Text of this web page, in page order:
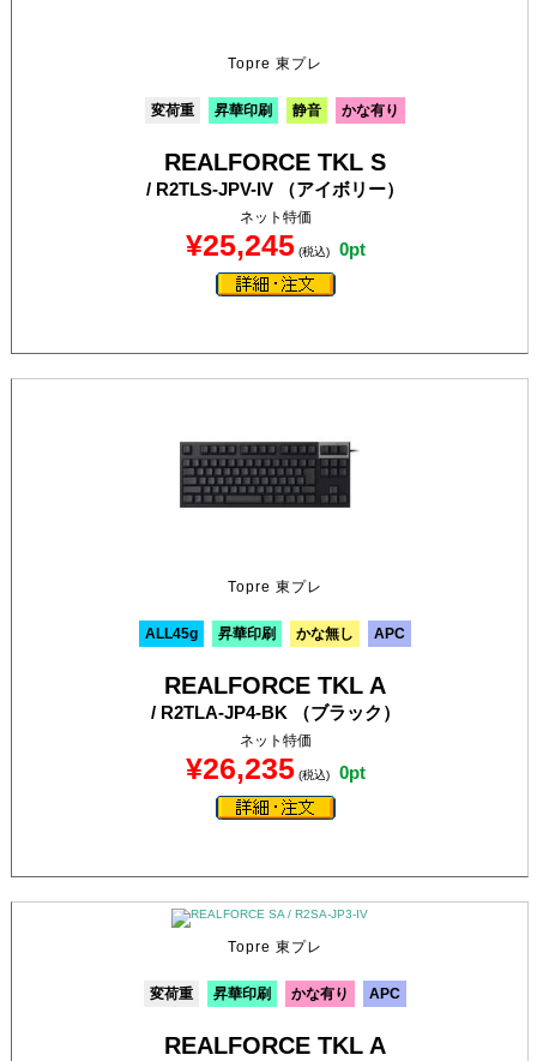
Topre 東プレ
変荷重 昇華印刷 静音 かな有り
REALFORCE TKL S
/ R2TLS-JPV-IV （アイボリー）
ネット特価
¥25,245 (税込) 0pt
Topre 東プレ
ALL45g 昇華印刷 かな無し APC
REALFORCE TKL A
/ R2TLA-JP4-BK （ブラック）
ネット特価
¥26,235 (税込) 0pt
Topre 東プレ
変荷重 昇華印刷 かな有り APC
REALFORCE TKL A